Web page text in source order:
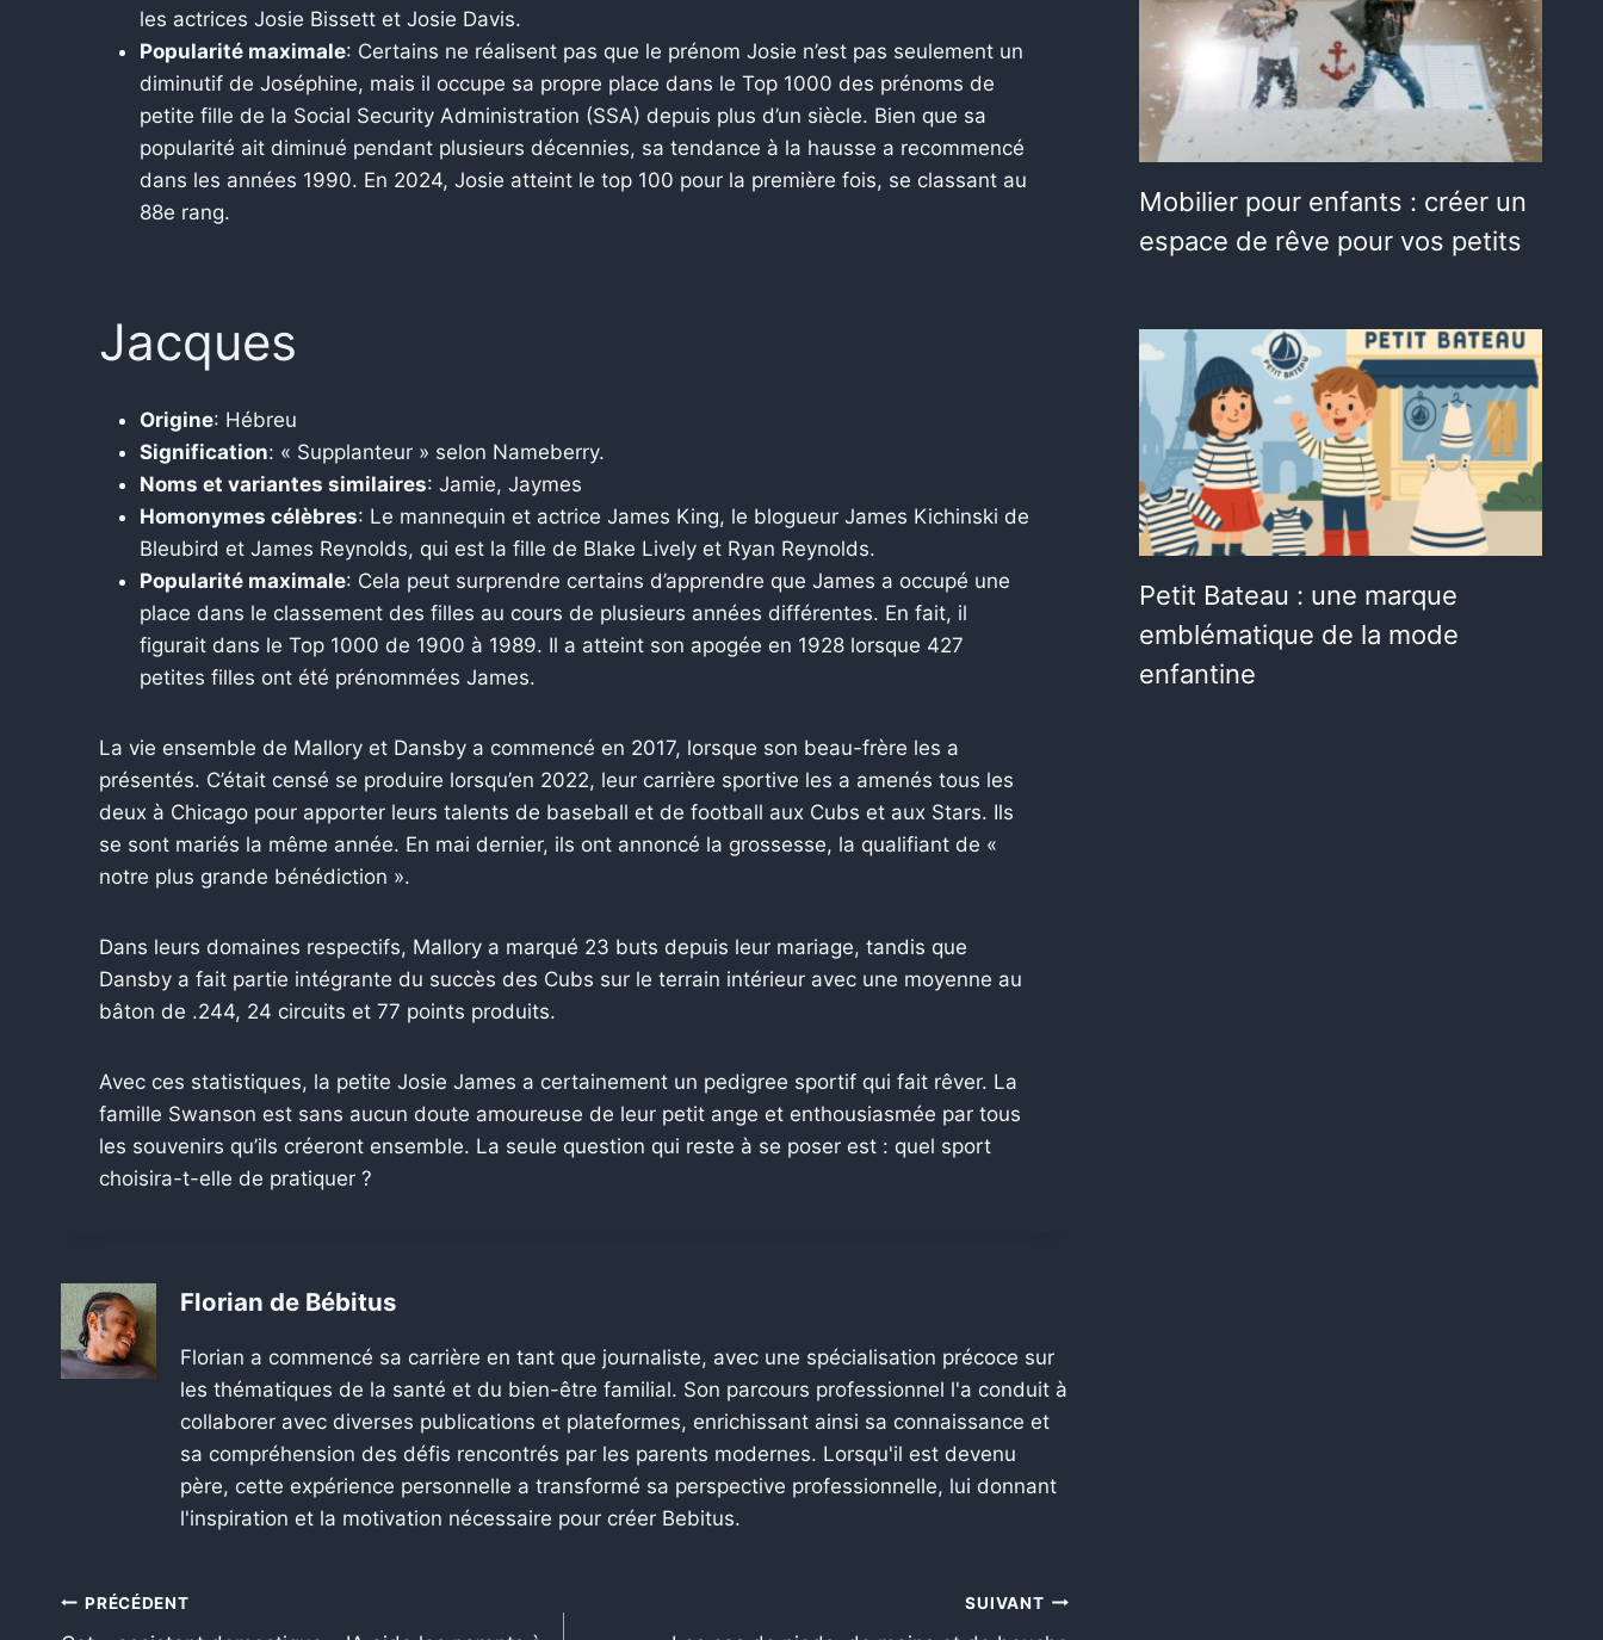
les actrices Josie Bissett et Josie Davis.
Popularité maximale: Certains ne réalisent pas que le prénom Josie n’est pas seulement un
diminutif de Joséphine, mais il occupe sa propre place dans le Top 1000 des prénoms de
petite fille de la Social Security Administration (SSA) depuis plus d’un siècle. Bien que sa
popularité ait diminué pendant plusieurs décennies, sa tendance à la hausse a recommencé
dans les années 1990. En 2024, Josie atteint le top 100 pour la première fois, se classant au
88e rang.
Jacques
Origine: Hébreu
Signification: « Supplanteur » selon Nameberry.
Noms et variantes similaires: Jamie, Jaymes
Homonymes célèbres: Le mannequin et actrice James King, le blogueur James Kichinski de
Bleubird et James Reynolds, qui est la fille de Blake Lively et Ryan Reynolds.
Popularité maximale: Cela peut surprendre certains d’apprendre que James a occupé une
place dans le classement des filles au cours de plusieurs années différentes. En fait, il
figurait dans le Top 1000 de 1900 à 1989. Il a atteint son apogée en 1928 lorsque 427
petites filles ont été prénommées James.
La vie ensemble de Mallory et Dansby a commencé en 2017, lorsque son beau-frère les a
présentés. C’était censé se produire lorsqu’en 2022, leur carrière sportive les a amenés tous les
deux à Chicago pour apporter leurs talents de baseball et de football aux Cubs et aux Stars. Ils
se sont mariés la même année. En mai dernier, ils ont annoncé la grossesse, la qualifiant de «
notre plus grande bénédiction ».
Dans leurs domaines respectifs, Mallory a marqué 23 buts depuis leur mariage, tandis que
Dansby a fait partie intégrante du succès des Cubs sur le terrain intérieur avec une moyenne au
bâton de .244, 24 circuits et 77 points produits.
Avec ces statistiques, la petite Josie James a certainement un pedigree sportif qui fait rêver. La
famille Swanson est sans aucun doute amoureuse de leur petit ange et enthousiasmée par tous
les souvenirs qu’ils créeront ensemble. La seule question qui reste à se poser est : quel sport
choisira-t-elle de pratiquer ?
Florian de Bébitus
Florian a commencé sa carrière en tant que journaliste, avec une spécialisation précoce sur
les thématiques de la santé et du bien-être familial. Son parcours professionnel l'a conduit à
collaborer avec diverses publications et plateformes, enrichissant ainsi sa connaissance et
sa compréhension des défis rencontrés par les parents modernes. Lorsqu'il est devenu
père, cette expérience personnelle a transformé sa perspective professionnelle, lui donnant
l'inspiration et la motivation nécessaire pour créer Bebitus.
PRÉCÉDENT SUIVANT
Mobilier pour enfants : créer un
espace de rêve pour vos petits
Petit Bateau : une marque
emblématique de la mode
enfantine